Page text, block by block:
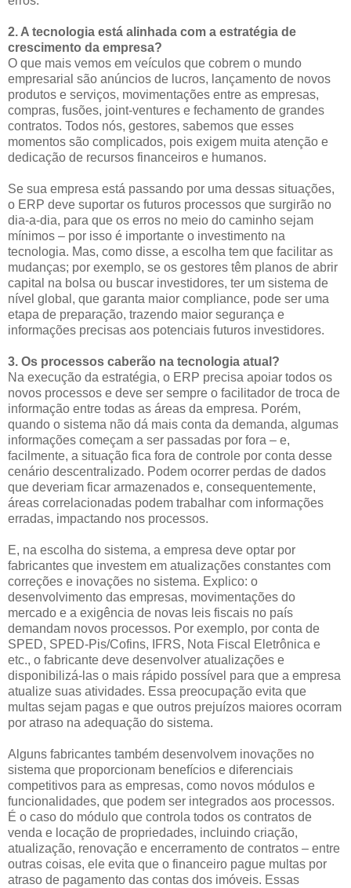
2. A tecnologia está alinhada com a estratégia de
crescimento da empresa?
O que mais vemos em veículos que cobrem o mundo
empresarial são anúncios de lucros, lançamento de novos
produtos e serviços, movimentações entre as empresas,
compras, fusões, joint-ventures e fechamento de grandes
contratos. Todos nós, gestores, sabemos que esses
momentos são complicados, pois exigem muita atenção e
dedicação de recursos financeiros e humanos.
Se sua empresa está passando por uma dessas situações,
o ERP deve suportar os futuros processos que surgirão no
dia-a-dia, para que os erros no meio do caminho sejam
mínimos – por isso é importante o investimento na
tecnologia. Mas, como disse, a escolha tem que facilitar as
mudanças; por exemplo, se os gestores têm planos de abrir
capital na bolsa ou buscar investidores, ter um sistema de
nível global, que garanta maior compliance, pode ser uma
etapa de preparação, trazendo maior segurança e
informações precisas aos potenciais futuros investidores.
3. Os processos caberão na tecnologia atual?
Na execução da estratégia, o ERP precisa apoiar todos os
novos processos e deve ser sempre o facilitador de troca de
informação entre todas as áreas da empresa. Porém,
quando o sistema não dá mais conta da demanda, algumas
informações começam a ser passadas por fora – e,
facilmente, a situação fica fora de controle por conta desse
cenário descentralizado. Podem ocorrer perdas de dados
que deveriam ficar armazenados e, consequentemente,
áreas correlacionadas podem trabalhar com informações
erradas, impactando nos processos.
E, na escolha do sistema, a empresa deve optar por
fabricantes que investem em atualizações constantes com
correções e inovações no sistema. Explico: o
desenvolvimento das empresas, movimentações do
mercado e a exigência de novas leis fiscais no país
demandam novos processos. Por exemplo, por conta de
SPED, SPED-Pis/Cofins, IFRS, Nota Fiscal Eletrônica e
etc., o fabricante deve desenvolver atualizações e
disponibilizá-las o mais rápido possível para que a empresa
atualize suas atividades. Essa preocupação evita que
multas sejam pagas e que outros prejuízos maiores ocorram
por atraso na adequação do sistema.
Alguns fabricantes também desenvolvem inovações no
sistema que proporcionam benefícios e diferenciais
competitivos para as empresas, como novos módulos e
funcionalidades, que podem ser integrados aos processos.
É o caso do módulo que controla todos os contratos de
venda e locação de propriedades, incluindo criação,
atualização, renovação e encerramento de contratos – entre
outras coisas, ele evita que o financeiro pague multas por
atraso de pagamento das contas dos imóveis. Essas